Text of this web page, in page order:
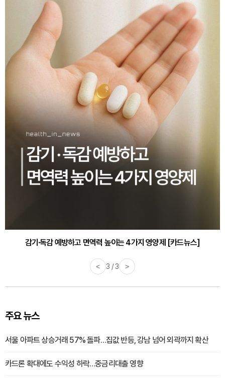
감기·독감 예방하고 면역력 높이는 4가지 영양제 [카드뉴스]
< 3 / 3 >
주요 뉴스
서울 아파트 상승거래 57% 돌파…집값 반등, 강남 넘어 외곽까지 확산
카드론 확대에도 수익성 하락…중금리대출 영향